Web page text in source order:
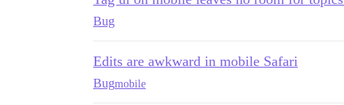
Bug
Edits are awkward in mobile Safari
Bugmobile